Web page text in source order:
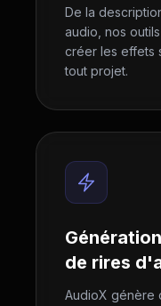
De la
audio, nos
créer les effets
tout projet.
de rires
AudioX génère